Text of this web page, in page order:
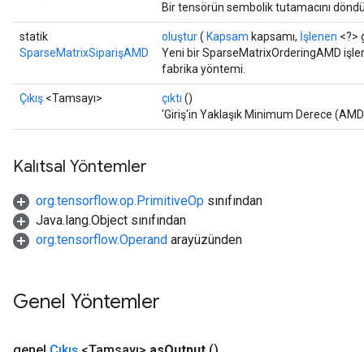
Bir tensörün sembolik tutamacını
statik
SparseMatrixSiparişAMD
oluştur( Kapsam kapsamı, İşlenen <?>
Yeni bir SparseMatrixOrderingAMD
fabrika yöntemi.
Çıkış <Tamsayı> çıktı ()
'Giriş'in Yaklaşık Minimum Derece
Kalıtsal Yöntemler
org.tensorflow.op.PrimitiveOp sınıfından
Java.lang.Object sınıfından
org.tensorflow.Operand arayüzünden
Genel Yöntemler